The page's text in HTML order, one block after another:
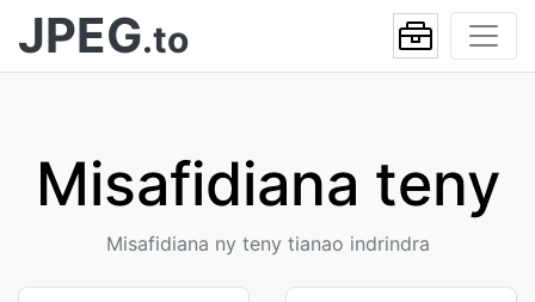
JPEG.to
Misafidiana teny
Misafidiana ny teny tianao indrindra